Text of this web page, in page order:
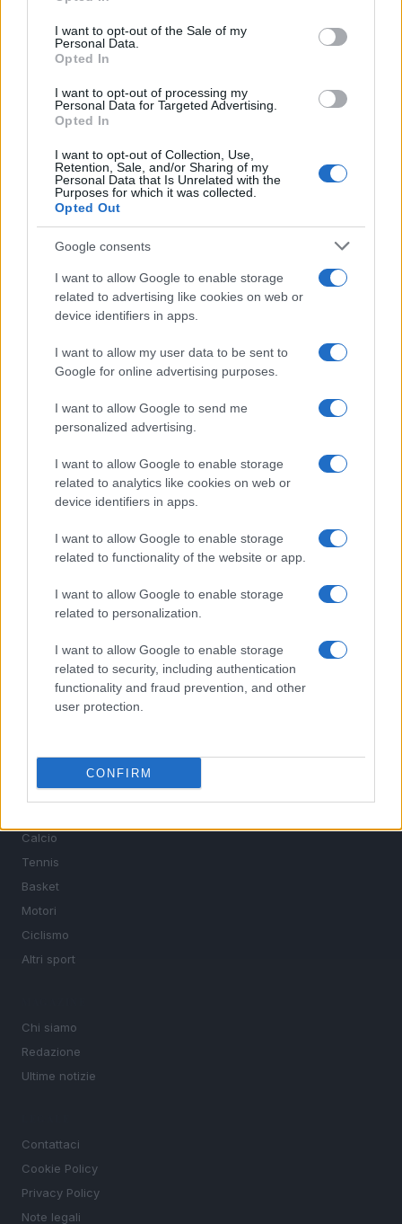
use your data for below specified purposes in below Google
consent section.
I want to opt-out of the Sale of my
Personal Data.
Opted In
I want to opt-out of processing my
Personal Data for Targeted Advertising.
Opted In
I want to opt-out of Collection, Use,
Retention, Sale, and/or Sharing of my
Personal Data that Is Unrelated with the
Purposes for which it was collected.
Opted Out
Google consents
I want to allow Google to enable storage
related to advertising like cookies on web or
device identifiers in apps.
I want to allow my user data to be sent to
Google for online advertising purposes.
I want to allow Google to send me
personalized advertising.
I want to allow Google to enable storage
related to analytics like cookies on web or
device identifiers in apps.
I want to allow Google to enable storage
related to functionality of the website or app.
I want to allow Google to enable storage
related to personalization.
I want to allow Google to enable storage
related to security, including authentication
functionality and fraud prevention, and other
user protection.
CONFIRM
Nuova Zelanda: ondata di freddo eccezionale porta
neve a bassa quota
PIÙ LETTI
XPENG Partner del Teatro del Silenzio 2026: Veicoli
Elettrici e Musica in Sinfonia
Rilancio degli impianti sciistici in Val Vigezzo, Val
Formazza e Valle Antrona
Scoperte carcasse di moto e motori in container
destinati al Senegal
Nuova Zelanda: ondata di freddo eccezionale porta
neve a bassa quota
Governo italiano insiste su neutralità tecnologica per
auto elettriche e ibride
Sportmagazine: notizie, approfondimenti e classifiche su
calcio, basket, tennis, ciclismo, motori, Formula 1,
MotoGP e Olimpiadi. Le ultime news dalle competizioni
nazionali e internazionali, gli highlight delle partite, le
sport.
Calcio
Tennis
Basket
Motori
Ciclismo
Altri sport
Chi siamo
Redazione
Ultime notizie
Contattaci
Cookie Policy
Privacy Policy
Note legali